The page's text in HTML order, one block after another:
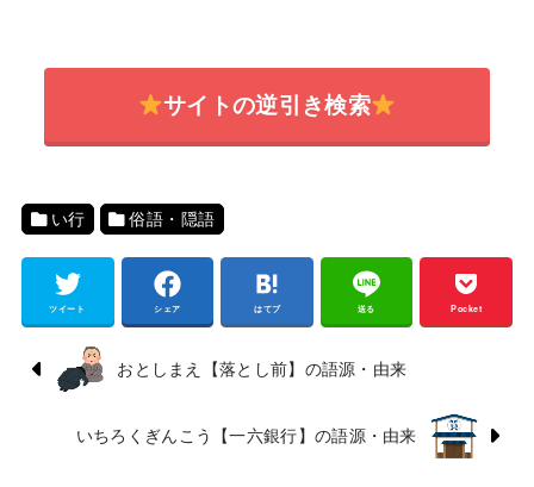
サイトの逆引き検索
い行 俗語・隠語
ツイート シェア はてブ 送る Pocket
おとしまえ【落とし前】の語源・由来
いちろくぎんこう【一六銀行】の語源・由来